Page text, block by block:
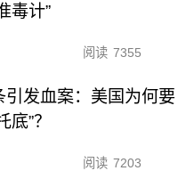
毒计”
阅读 7355
引发血案：美国为何要
底”？
阅读 7203